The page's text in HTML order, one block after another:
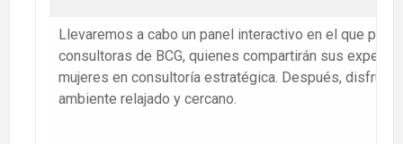
Llevaremos a cabo un panel interactivo en el que
consultoras de BCG, quienes compartirán sus
mujeres en consultoría estratégica. Después,
ambiente relajado y cercano.